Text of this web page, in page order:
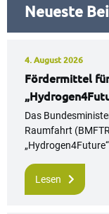
Neueste
4. August 2026
Fördermittel
Das
Raumfahrt
Lesen